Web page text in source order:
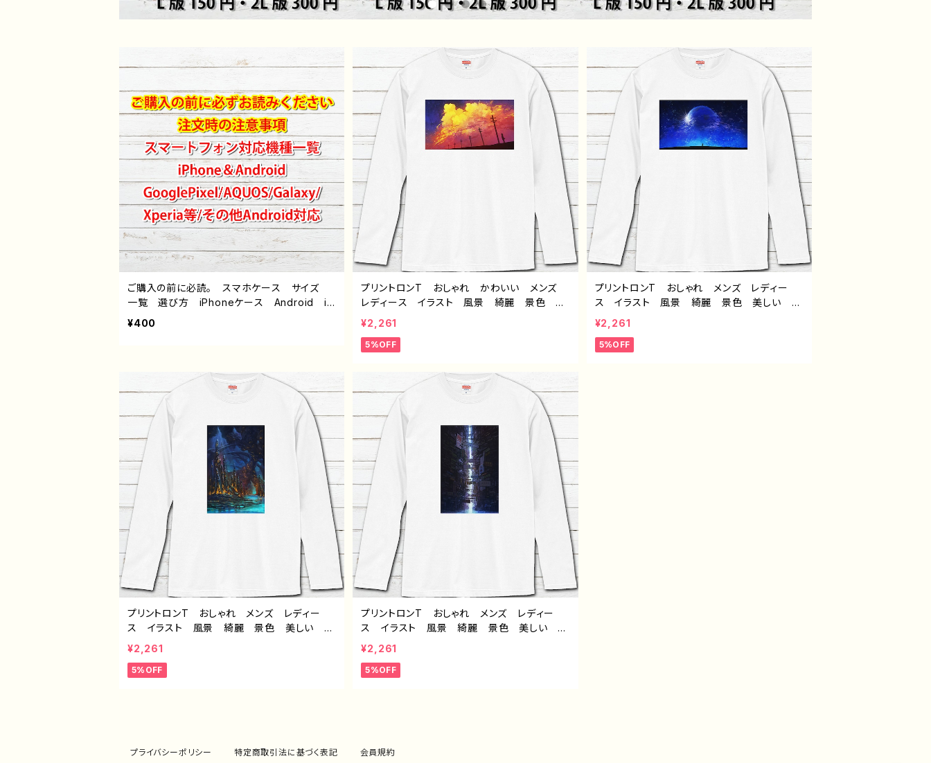
ご購入の前に必読。 スマホケース サイズ
一覧 選び方 iPhoneケース Android iP
hone17/16/15/14/13/12/11 Galaxy Xperi
¥400
プリントロンT おしゃれ かわいい メンズ
レディース イラスト 風景 綺麗 景色 美
しい エモい かっこいい おすすめ 個性
的 人気 イラストレーター クリエイター
絵師 オリジナル デザイン グッズ 白 長
トル：赤の入道雲 作：J.タネダ F-5
¥2,261
5%OFF
プリントロンT おしゃれ メンズ レディー
ス イラスト 風景 綺麗 景色 美しい エ
モい かっこいい おすすめ 個性的 人気
イラストレーター クリエイター 絵師 オリジ
ナル デザイン グッズ 白 長袖Tシャツ
¥2,261
5%OFF
プリントロンT おしゃれ メンズ レディー
ス イラスト 風景 綺麗 景色 美しい エ
モい かっこいい おすすめ 個性的 人気
イラストレーター クリエイター 絵師 オリジ
ナル デザイン グッズ 白 長袖Tシャツ
¥2,261
5%OFF
プリントロンT おしゃれ メンズ レディー
ス イラスト 風景 綺麗 景色 美しい エ
モい かっこいい おすすめ 個性的 人気
イラストレーター クリエイター 絵師 オリジ
ナル デザイン グッズ 白 長袖Tシャツ
¥2,261
5%OFF
プライバシーポリシー 特定商取引法に基づく表記 会員規約